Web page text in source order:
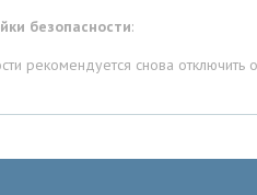
безопасности:
рекомендуется снова отключить